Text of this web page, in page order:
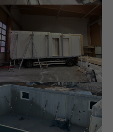
consectetuer adipiscing
dolor. Aenean massa.
et magnis dis parturient
Donec quam felis,